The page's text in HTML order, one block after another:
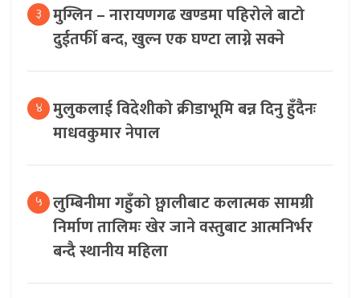
३ मुग्लिन – नारायणगढ खण्डमा पहिरोले बाटो
दुईतर्फी बन्द, खुल्न एक घण्टा लाग्ने सक्ने
४ मुलुकलाई विदेशीको क्रीडाभूमि बन्न दिनु हुँदैनः
माधवकुमार नेपाल
५ लुम्बिनीमा गहुँको छ्वालीबाट कलात्मक सामग्री
निर्माण तालिमः खेर जाने वस्तुबाट आत्मनिर्भर
बन्दै स्थानीय महिला